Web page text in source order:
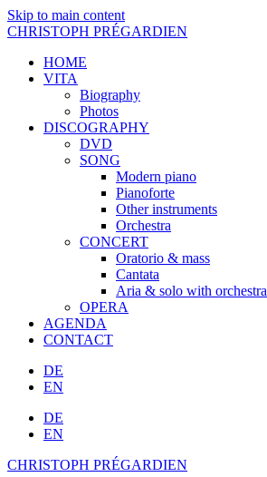
Skip to main content
CHRISTOPH PRÉGARDIEN
HOME
VITA
Biography
Photos
DISCOGRAPHY
DVD
SONG
Modern piano
Pianoforte
Other instruments
Orchestra
CONCERT
Oratorio & mass
Cantata
Aria & solo with orchestra
OPERA
AGENDA
CONTACT
DE
EN
DE
EN
CHRISTOPH PRÉGARDIEN